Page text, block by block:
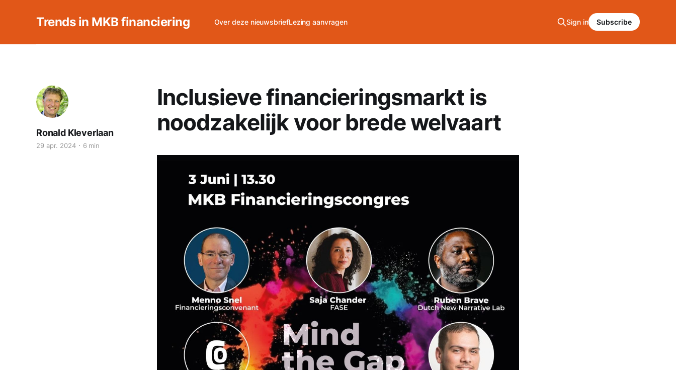
Trends in MKB financiering Over deze nieuwsbriefLezing aanvragen Sign in Subscribe
Inclusieve financieringsmarkt is
noodzakelijk voor brede welvaart
Ronald Kleverlaan
29 apr. 2024 6 min